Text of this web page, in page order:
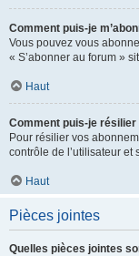
Comment puis-je
Vous pouvez vous
« S’abonner au forum »
Haut
Comment puis-je
Pour résilier vos
contrôle de l’utilisateur
Haut
Pièces jointes
Quelles pièces jointes